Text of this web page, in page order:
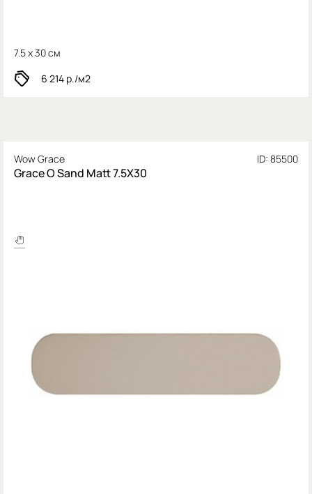
7.5 x 30 см
6 214 р./м2
Wow Grace ID: 85500
Grace O Sand Matt 7.5X30